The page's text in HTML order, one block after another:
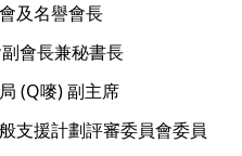
及名譽會長
會長兼秘書長
(Q嘜) 副主席
支援計劃評審委員會委員